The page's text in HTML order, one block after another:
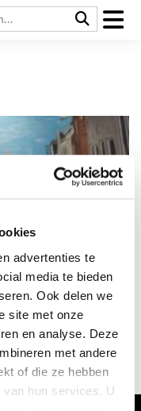
advertenties te
media te bieden
Ook delen we
site met onze
en analyse. Deze
met andere
of die ze hebben
hun services. U
is trakteert. Dat
‘Bewaard
vijftig jaar
alleen een verhaal
haar inwoners.
en cacao.